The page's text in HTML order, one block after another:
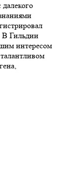
В Гильдии
интересом